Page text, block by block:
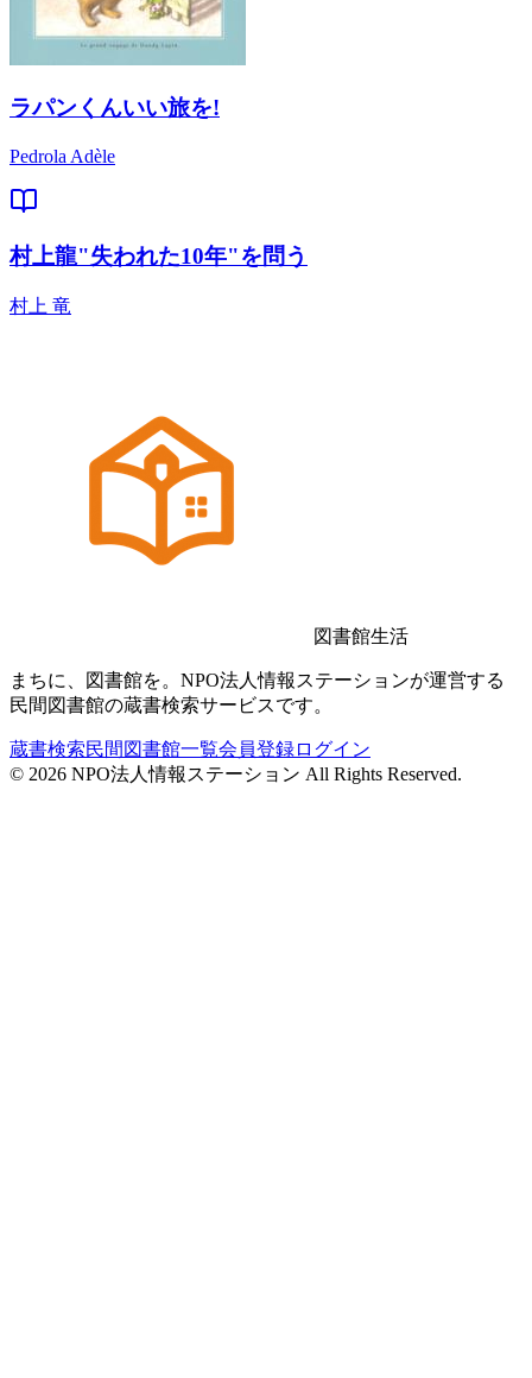
ラパンくんいい旅を!
Pedrola Adèle
村上龍"失われた10年"を問う
村上 竜
図書館生活
まちに、図書館を。NPO法人情報ステーションが運営する
民間図書館の蔵書検索サービスです。
蔵書検索民間図書館一覧会員登録ログイン
© 2026 NPO法人情報ステーション All Rights Reserved.